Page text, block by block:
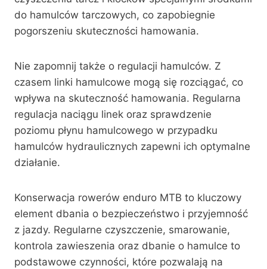
do hamulców tarczowych, co zapobiegnie
pogorszeniu skuteczności hamowania.
Nie zapomnij także o regulacji hamulców. Z
czasem linki hamulcowe mogą się rozciągać, co
wpływa na skuteczność hamowania. Regularna
regulacja naciągu linek oraz sprawdzenie
poziomu płynu hamulcowego w przypadku
hamulców hydraulicznych zapewni ich optymalne
działanie.
Konserwacja rowerów enduro MTB to kluczowy
element dbania o bezpieczeństwo i przyjemność
z jazdy. Regularne czyszczenie, smarowanie,
kontrola zawieszenia oraz dbanie o hamulce to
podstawowe czynności, które pozwalają na